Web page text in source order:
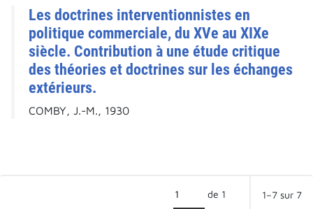
Les doctrines interventionnistes en
politique commerciale, du XVe au XIXe
siècle. Contribution à une étude critique
des théories et doctrines sur les échanges
extérieurs.
COMBY, J.-M., 1930
de 1 1–7 sur 7